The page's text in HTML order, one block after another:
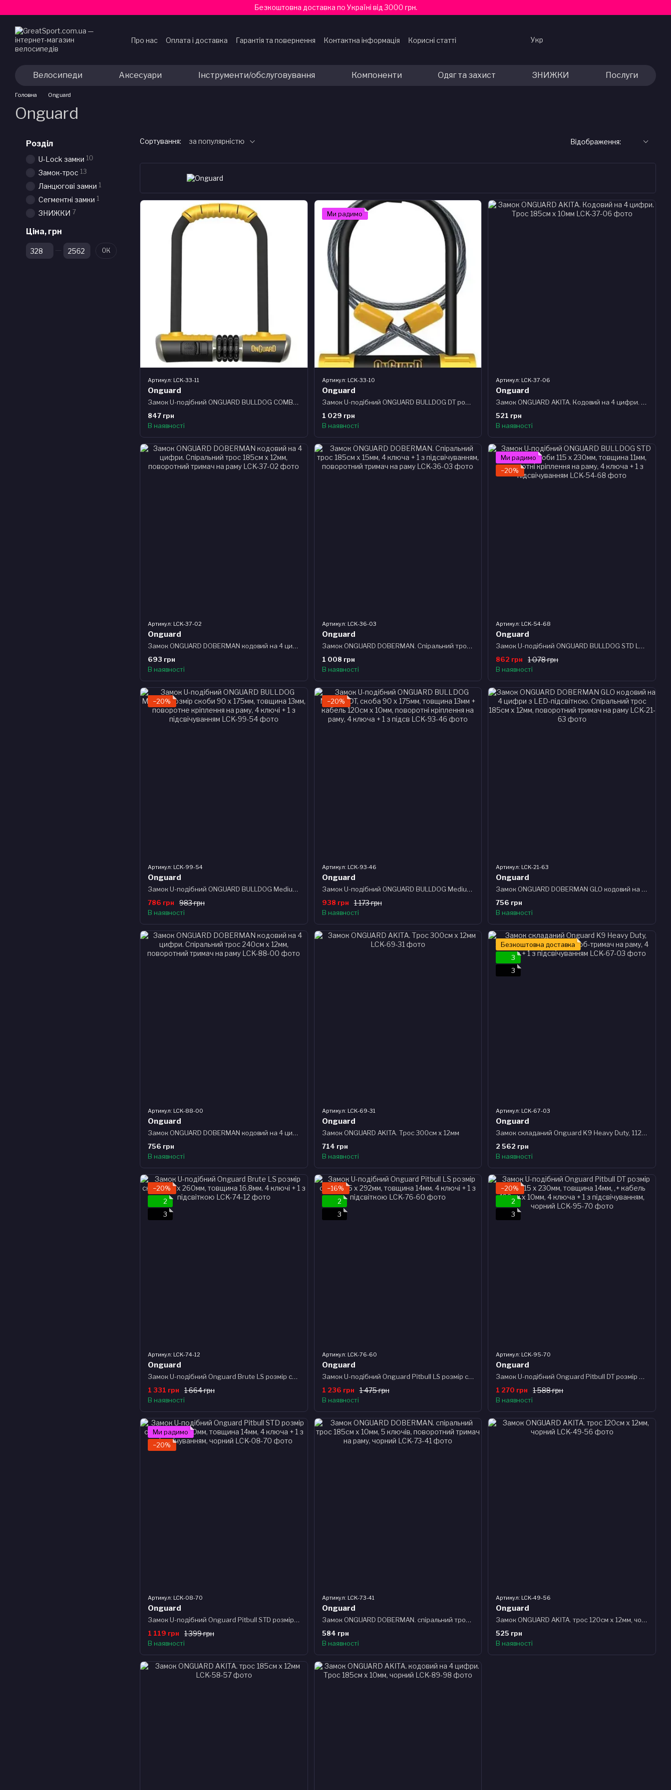
Безкоштовна доставка по Україні від 3000 грн.
Про нас Оплата і доставка Гарантія та повернення Контактна інформація
Корисні статті
Укр
Велосипеди Аксесуари Інструменти/обслуговування Компоненти Одяг та захист ЗНИЖКИ Послуги
Головна Onguard
Onguard
Сортування: за популярністю Відображення:
Артикул: LCK-33-11
Onguard
Замок U-подібний ONGUARD BULLDOG COMBO STD розмір скоби 115 x 230мм, товщина 13мм, поворотні кріплення на раму, кодовий замок на 4 цифри
847 грн
В наявності
Ми радимо
Артикул: LCK-33-10
Onguard
Замок U-подібний ONGUARD BULLDOG DT розмір скоби 115 x 230мм, товщина 13мм + кабель 120см х 10мм, поворотне кріплення на раму, 4 ключа + 1 з підсвічув
1 029 грн
В наявності
Артикул: LCK-37-06
Onguard
Замок ONGUARD AKITA. Кодовий на 4 цифри. Трос 185см х 10мм
521 грн
В наявності
Артикул: LCK-37-02
Onguard
Замок ONGUARD DOBERMAN кодовий на 4 цифри. Спіральний трос 185см х 12мм, поворотний тримач на раму
693 грн
В наявності
Артикул: LCK-36-03
Onguard
Замок ONGUARD DOBERMAN. Спіральний трос 185см х 15мм, 4 ключа + 1 з підсвічуванням, поворотний тримач на раму
1 008 грн
В наявності
Ми радимо
−20%
Артикул: LCK-54-68
Onguard
Замок U-подібний ONGUARD BULLDOG STD LM розмір скоби 115 x 230мм, товщина 11мм, поворотні кріплення на раму, 4 ключа + 1 з підсвічуванням
1 078 грн
862 грн
В наявності
−20%
Артикул: LCK-99-54
Onguard
Замок U-подібний ONGUARD BULLDOG Medium розмір скоби 90 x 175мм, товщина 13мм, поворотне кріплення на раму, 4 ключі + 1 з підсвічуванням
983 грн
786 грн
В наявності
−20%
Артикул: LCK-93-46
Onguard
Замок U-подібний ONGUARD BULLDOG Medium DT, скоба 90 x 175мм, товщина 13мм + кабель 120см х 10мм, поворотні кріплення на раму, 4 ключа + 1 з підсв
1 173 грн
938 грн
В наявності
Артикул: LCK-21-63
Onguard
Замок ONGUARD DOBERMAN GLO кодовий на 4 цифри з LED-підсвіткою. Спіральний трос 185см х 12мм, поворотний тримач на раму
756 грн
В наявності
Артикул: LCK-88-00
Onguard
Замок ONGUARD DOBERMAN кодовий на 4 цифри. Спіральний трос 240см х 12мм, поворотний тримач на раму
756 грн
В наявності
Артикул: LCK-69-31
Onguard
Замок ONGUARD AKITA. Трос 300см х 12мм
714 грн
В наявності
Безкоштовна доставка
3
3
Артикул: LCK-67-03
Onguard
Замок складаний Onguard K9 Heavy Duty, 112см, прогумований короб-тримач на раму, 4 ключа + 1 з підсвічуванням
2 562 грн
В наявності
−20%
2
3
Артикул: LCK-74-12
Onguard
Замок U-подібний Onguard Brute LS розмір скоби 115 x 260мм, товщина 16.8мм. 4 ключі + 1 з підсвіткою
1 664 грн
1 331 грн
В наявності
−16%
2
3
Артикул: LCK-76-60
Onguard
Замок U-подібний Onguard Pitbull LS розмір скоби 115 x 292мм, товщина 14мм. 4 ключі + 1 з підсвіткою
1 475 грн
1 236 грн
В наявності
−20%
2
3
Артикул: LCK-95-70
Onguard
Замок U-подібний Onguard Pitbull DT розмір скоби 115 x 230мм, товщина 14мм, ,+ кабель 120см х 10мм, 4 ключа + 1 з підсвічуванням, чорний
1 588 грн
1 270 грн
В наявності
Ми радимо
−20%
Артикул: LCK-08-70
Onguard
Замок U-подібний Onguard Pitbull STD розмір скоби 115 x 230мм, товщина 14мм, 4 ключа + 1 з підсвічуванням, чорний
1 399 грн
1 119 грн
В наявності
Артикул: LCK-73-41
Onguard
Замок ONGUARD DOBERMAN. спіральний трос 185см х 10мм, 5 ключів, поворотний тримач на раму, чорний
584 грн
В наявності
Артикул: LCK-49-56
Onguard
Замок ONGUARD AKITA. трос 120см х 12мм, чорний
525 грн
В наявності
Розділ
U-Lock замки 10
Замок-трос 13
Ланцюгові замки 1
Сегментні замки 1
ЗНИЖКИ 7
Ціна, грн
Від Ціна, грн
До Ціна, грн ОК